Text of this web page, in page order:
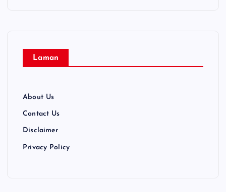
Laman
About Us
Contact Us
Disclaimer
Privacy Policy